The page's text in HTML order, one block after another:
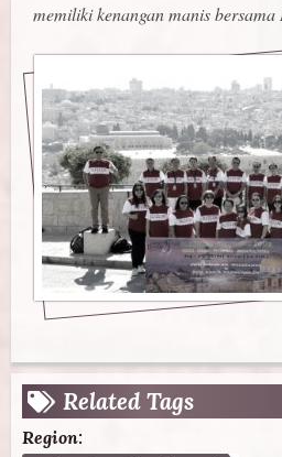
memiliki kenangan manis bersama
Related Tags
Region: